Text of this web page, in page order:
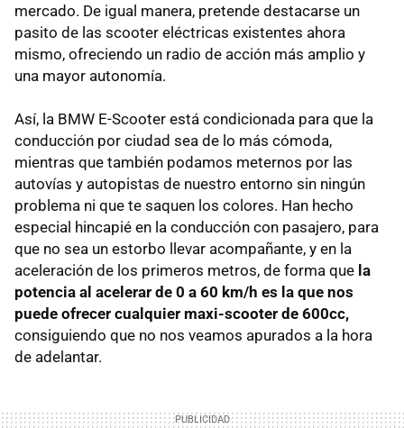
mercado. De igual manera, pretende destacarse un
pasito de las scooter eléctricas existentes ahora
mismo, ofreciendo un radio de acción más amplio y
una mayor autonomía.
Así, la BMW E-Scooter está condicionada para que la
conducción por ciudad sea de lo más cómoda,
mientras que también podamos meternos por las
autovías y autopistas de nuestro entorno sin ningún
problema ni que te saquen los colores. Han hecho
especial hincapié en la conducción con pasajero, para
que no sea un estorbo llevar acompañante, y en la
aceleración de los primeros metros, de forma que la
potencia al acelerar de 0 a 60 km/h es la que nos
puede ofrecer cualquier maxi-scooter de 600cc,
consiguiendo que no nos veamos apurados a la hora
de adelantar.